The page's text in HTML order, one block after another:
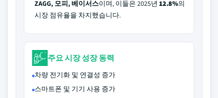
ZAGG, 모피, 베이서스이며, 이들은 2025년 12.8%의
시장 점유율을 차지했습니다.
주요 시장 성장 동력
차량 전기화 및 연결성 증가
스마트폰 및 기기 사용 증가